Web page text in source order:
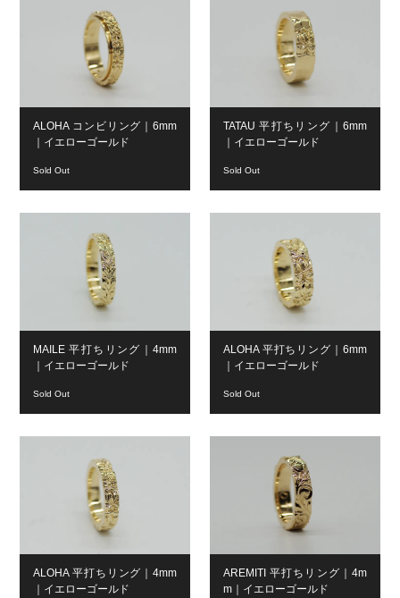
ALOHA コンビリング｜6mm
｜イエローゴールド
Sold Out
TATAU 平打ちリング｜6mm
｜イエローゴールド
Sold Out
MAILE 平打ちリング｜4mm
｜イエローゴールド
Sold Out
ALOHA 平打ちリング｜6mm
｜イエローゴールド
Sold Out
ALOHA 平打ちリング｜4mm
｜イエローゴールド
AREMITI 平打ちリング｜4m
m｜イエローゴールド